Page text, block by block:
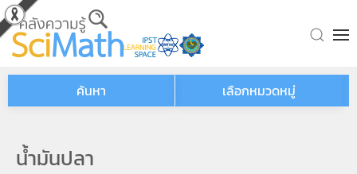
Skip to main content
ค้นหา เลือกหมวดหมู่
น้ำมันปลา